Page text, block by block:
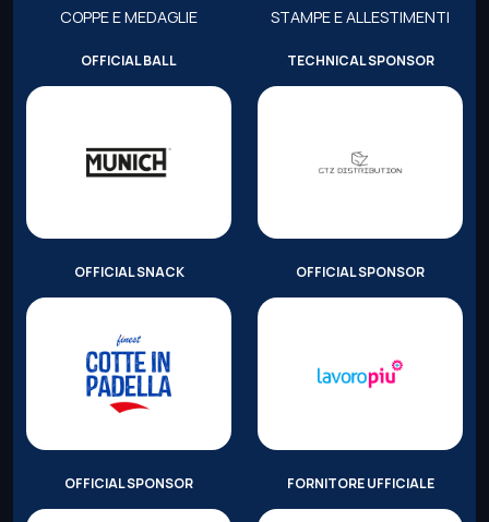
COPPE E MEDAGLIE STAMPE E ALLESTIMENTI
OFFICIAL BALL TECHNICAL SPONSOR
OFFICIAL SNACK OFFICIAL SPONSOR
OFFICIAL SPONSOR FORNITORE UFFICIALE